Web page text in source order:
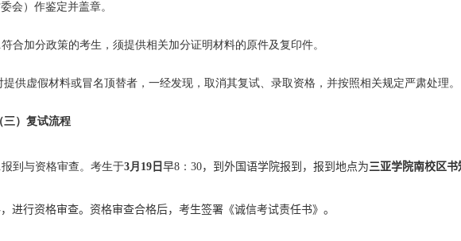
会）作鉴定并盖章。
符合加分政策的考生，须提供相关加分证明材料的原件及复印件。
提供虚假材料或冒名顶替者，一经发现，取消其复试、录取资格，并按照相关规定严肃处理。
三）复试流程
报到与资格审查。考生于3月 19 日 早8 ： 30，到外国语学院报到，报到地点为三亚学院南校区书
进行资格审查。资格审查合格后，考生签署《诚信考试责任书》。